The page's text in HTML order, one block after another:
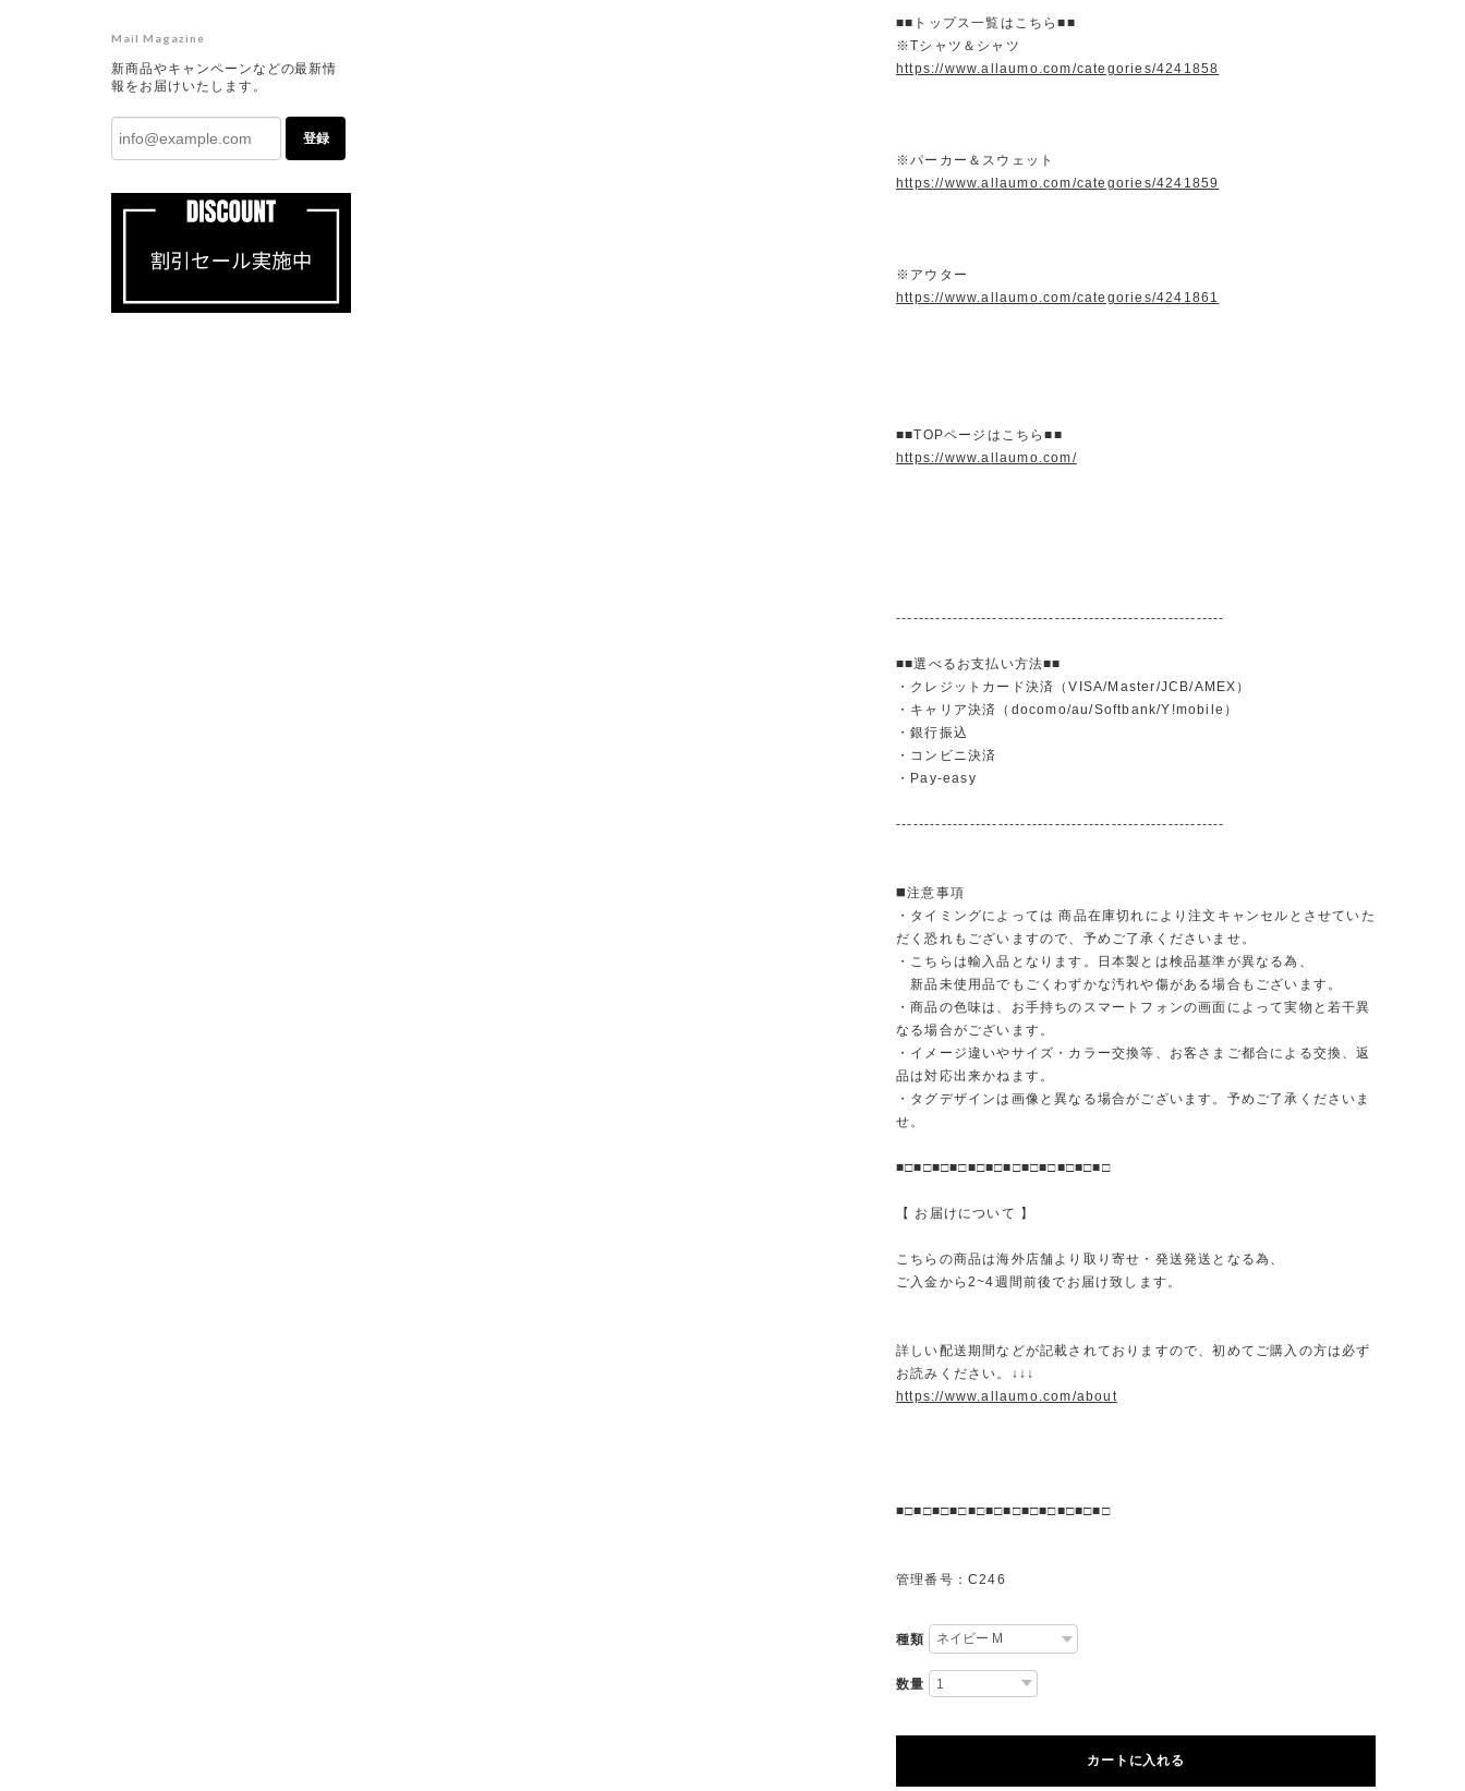
■■トップス一覧はこちら■■
※Tシャツ＆シャツ
https://www.allaumo.com/categories/4241858
※パーカー＆スウェット
https://www.allaumo.com/categories/4241859
※アウター
https://www.allaumo.com/categories/4241861
■■TOPページはこちら■■
https://www.allaumo.com/
----------------------------------------------------------
■■選べるお支払い方法■■
・クレジットカード決済（VISA/Master/JCB/AMEX）
・キャリア決済（docomo/au/Softbank/Y!mobile）
・銀行振込
・コンビニ決済
・Pay-easy
----------------------------------------------------------
◼️注意事項
・タイミングによっては 商品在庫切れにより注文キャンセルとさせていた
だく恐れもございますので、予めご了承くださいませ。
・こちらは輸入品となります。日本製とは検品基準が異なる為、
新品未使用品でもごくわずかな汚れや傷がある場合もございます。
・商品の色味は、お手持ちのスマートフォンの画面によって実物と若干異
なる場合がございます。
・イメージ違いやサイズ・カラー交換等、お客さまご都合による交換、返
品は対応出来かねます。
・タグデザインは画像と異なる場合がございます。予めご了承くださいま
せ。
■□■□■□■□■□■□■□■□■□■□■□■□
【 お届けについて 】
こちらの商品は海外店舗より取り寄せ・発送発送となる為、
ご入金から2~4週間前後でお届け致します。
詳しい配送期間などが記載されておりますので、初めてご購入の方は必ず
お読みください。↓↓↓
https://www.allaumo.com/about
■□■□■□■□■□■□■□■□■□■□■□■□
管理番号：C246
種類
数量
カートに入れる
Mail Magazine
新商品やキャンペーンなどの最新情
報をお届けいたします。
登録